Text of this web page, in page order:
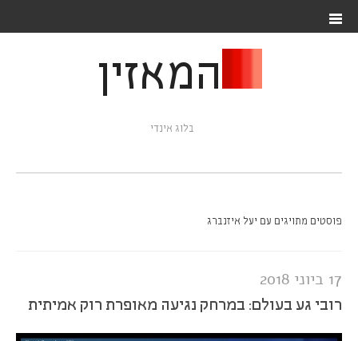
המאזין
בלוג אינדי
פוסטים מתויגים עם יעל איזנברג
17 ביוני 2018
רובי גע בעולם: במרחק נגיעה מאופרת רוק אמיתית